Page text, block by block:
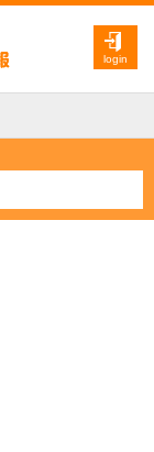
login